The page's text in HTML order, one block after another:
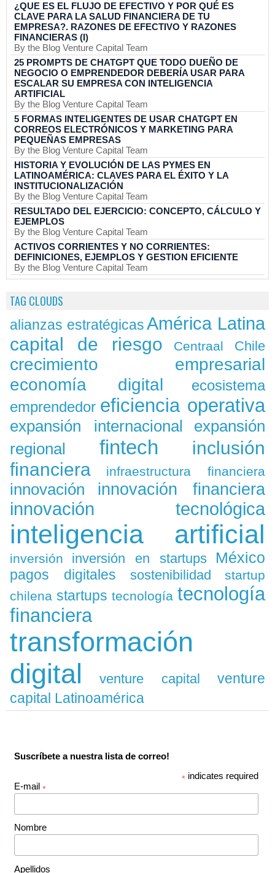
¿QUE ES EL FLUJO DE EFECTIVO Y POR QUÉ ES
CLAVE PARA LA SALUD FINANCIERA DE TU
EMPRESA?. RAZONES DE EFECTIVO Y RAZONES
FINANCIERAS (I)
By the Blog Venture Capital Team
25 PROMPTS DE CHATGPT QUE TODO DUEÑO DE
NEGOCIO O EMPRENDEDOR DEBERÍA USAR PARA
ESCALAR SU EMPRESA CON INTELIGENCIA
ARTIFICIAL
By the Blog Venture Capital Team
5 FORMAS INTELIGENTES DE USAR CHATGPT EN
CORREOS ELECTRÓNICOS Y MARKETING PARA
PEQUEÑAS EMPRESAS
By the Blog Venture Capital Team
HISTORIA Y EVOLUCIÓN DE LAS PYMES EN
LATINOAMÉRICA: CLAVES PARA EL ÉXITO Y LA
INSTITUCIONALIZACIÓN
By the Blog Venture Capital Team
RESULTADO DEL EJERCICIO: CONCEPTO, CÁLCULO Y
EJEMPLOS
By the Blog Venture Capital Team
ACTIVOS CORRIENTES Y NO CORRIENTES:
DEFINICIONES, EJEMPLOS Y GESTION EFICIENTE
By the Blog Venture Capital Team
TAG CLOUDS
alianzas estratégicas América Latina
capital de riesgo Centraal Chile
crecimiento empresarial
economía digital
ecosistema
emprendedor eficiencia operativa
expansión internacional
expansión
regional
fintech
inclusión
financiera
infraestructura financiera
innovación innovación financiera
innovación tecnológica
inteligencia artificial
inversión inversión en startups México
pagos digitales sostenibilidad
startup
chilena startups tecnología tecnología
financiera
transformación
digital
venture capital
venture
capital Latinoamérica
Suscríbete a nuestra lista de correo!
* indicates required
E-mail *
Nombre
Apellidos